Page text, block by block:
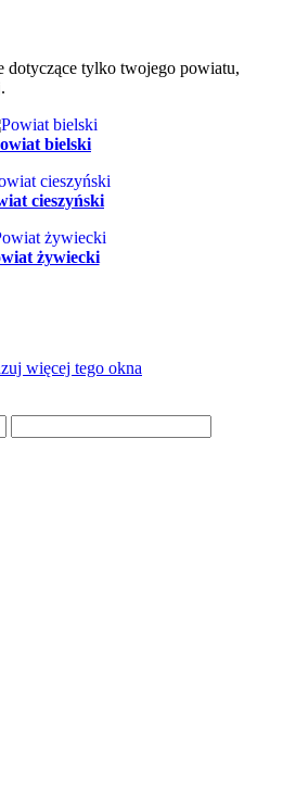
dotyczące tylko twojego powiatu,
bielski
cieszyński
żywiecki
więcej tego okna